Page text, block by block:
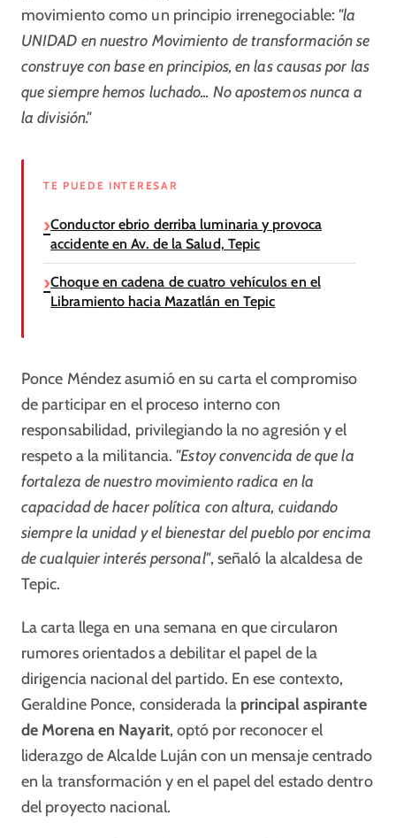
movimiento como un principio irrenegociable:"la
UNIDAD en nuestro Movimiento de transformación se
construye con base en principios, en las causas por las
que siempre hemos luchado... No apostemos nunca a
la división."
TE PUEDE INTERESAR
Conductor ebrio derriba luminaria y provoca
accidente en Av. de la Salud, Tepic
Choque en cadena de cuatro vehículos en el
Libramiento hacia Mazatlán en Tepic
Ponce Méndez asumió en su carta el compromiso
de participar en el proceso interno con
responsabilidad, privilegiando la no agresión y el
respeto a la militancia."Estoy convencida de que la
fortaleza de nuestro movimiento radica en la
capacidad de hacer política con altura, cuidando
siempre la unidad y el bienestar del pueblo por encima
de cualquier interés personal", señaló la alcaldesa de
Tepic.
La carta llega en una semana en que circularon
rumores orientados a debilitar el papel de la
dirigencia nacional del partido. En ese contexto,
Geraldine Ponce, considerada la principal aspirante
de Morena en Nayarit, optó por reconocer el
liderazgo de Alcalde Luján con un mensaje centrado
en la transformación y en el papel del estado dentro
del proyecto nacional.